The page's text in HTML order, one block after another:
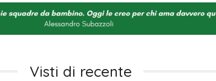
Visti di recente